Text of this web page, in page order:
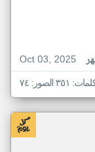
Oct 03, 2025
الصور: ٧٤